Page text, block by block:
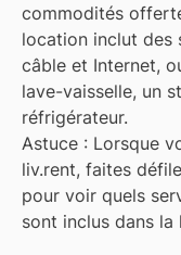
commodités
location inclut des
câble et Internet,
lave-vaisselle, un
réfrigérateur.
Astuce : Lorsque
liv.rent, faites
pour voir quels
sont inclus dans la